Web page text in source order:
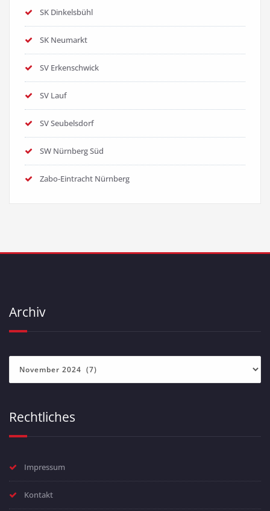
SK Dinkelsbühl
SK Neumarkt
SV Erkenschwick
SV Lauf
SV Seubelsdorf
SW Nürnberg Süd
Zabo-Eintracht Nürnberg
Archiv
Rechtliches
Impressum
Kontakt